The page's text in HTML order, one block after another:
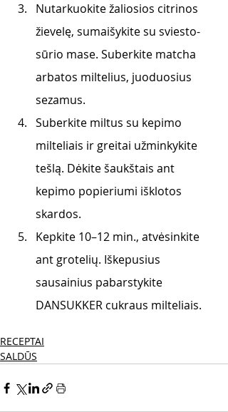
Nutarkuokite žaliosios citrinos
žievelę, sumaišykite su sviesto-
sūrio mase. Suberkite matcha
arbatos miltelius, juoduosius
sezamus.
Suberkite miltus su kepimo
milteliais ir greitai užminkykite
tešlą. Dėkite šaukštais ant
kepimo popieriumi išklotos
skardos.
Kepkite 10–12 min., atvėsinkite
ant grotelių. Iškepusius
sausainius pabarstykite
DANSUKKER cukraus milteliais.
RECEPTAI
SALDŪS